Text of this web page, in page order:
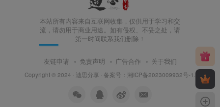
本站所有内容来自互联网收集，仅供用于学习和交
流，请勿用于商业用途。如有侵权、不妥之处，请
第一时间联系我们删除！
友链申请 免责声明 广告合作 关于我们
Copyright © 2024 · 迪思分享 · 备案号： 湘ICP备2023009932号-1 .